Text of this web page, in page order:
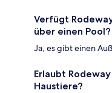
Verfügt
über einen Pool?
Ja, es gibt einen
Erlaubt
Haustiere?